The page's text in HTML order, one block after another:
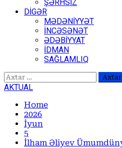
ŞƏRHSİZ
DİGƏR
MƏDƏNİYYƏT
İNCƏSƏNƏT
ƏDƏBİYYAT
İDMAN
SAĞLAMLIQ
Axtarış:
AKTUAL
Home
2026
İyun
5
İlham Əliyev